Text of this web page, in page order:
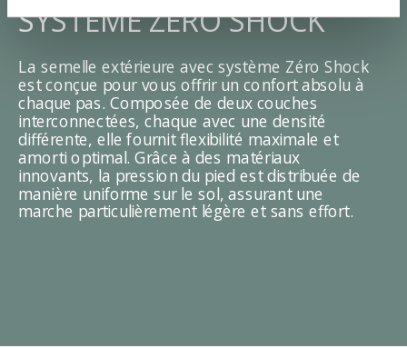
SYSTÈME ZÉRO SHOCK
La semelle extérieure avec système Zéro Shock
est conçue pour vous offrir un confort absolu à
chaque pas. Composée de deux couches
interconnectées, chaque avec une densité
différente, elle fournit flexibilité maximale et
amorti optimal. Grâce à des matériaux
innovants, la pression du pied est distribuée de
manière uniforme sur le sol, assurant une
marche particulièrement légère et sans effort.